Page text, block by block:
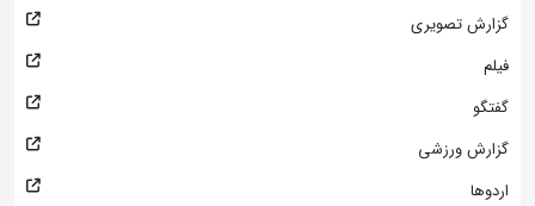
گزارش تصویری
فیلم
گفتگو
گزارش ورزشی
اردوها